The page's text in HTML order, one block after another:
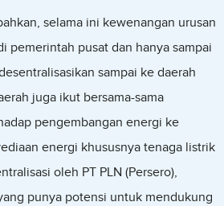
selama ini kewenangan urusan
pemerintah pusat dan hanya sampai
sampai ke daerah
juga ikut bersama-sama
pengembangan energi ke
energi khususnya tenaga listrik
oleh PT PLN (Persero),
punya potensi untuk mendukung